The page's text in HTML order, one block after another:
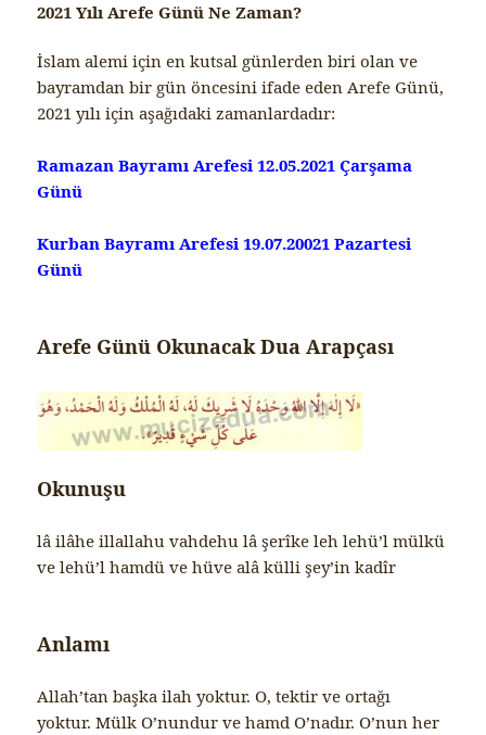
2021 Yılı Arefe Günü Ne Zaman?
İslam alemi için en kutsal günlerden biri olan ve
bayramdan bir gün öncesini ifade eden Arefe Günü,
2021 yılı için aşağıdaki zamanlardadır:
Ramazan Bayramı Arefesi 12.05.2021 Çarşama
Günü
Kurban Bayramı Arefesi 19.07.20021 Pazartesi
Günü
Arefe Günü Okunacak Dua Arapçası
Okunuşu
lâ ilâhe illallahu vahdehu lâ şerîke leh lehü’l mülkü
ve lehü’l hamdü ve hüve alâ külli şey’in kadîr
Anlamı
Allah’tan başka ilah yoktur. O, tektir ve ortağı
yoktur. Mülk O’nundur ve hamd O’nadır. O’nun her